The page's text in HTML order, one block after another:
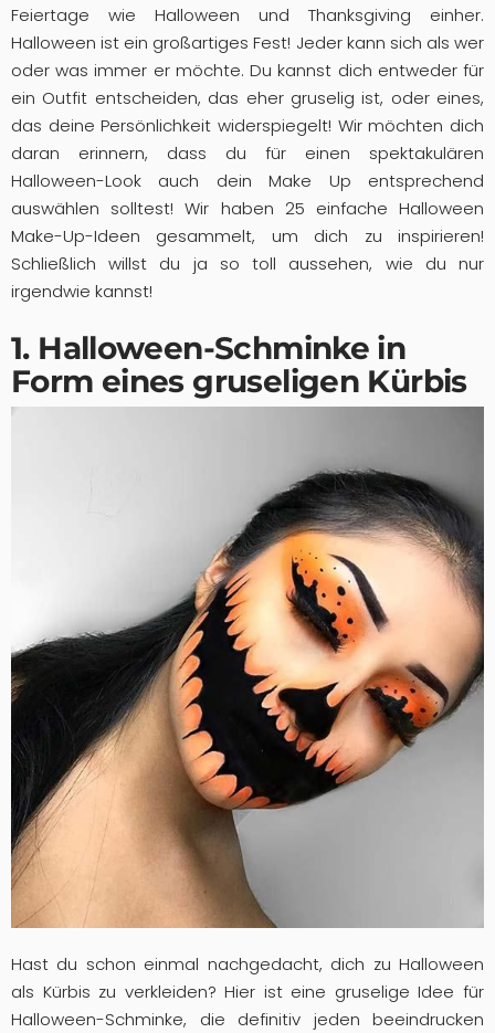
Feiertage wie Halloween und Thanksgiving einher.
Halloween ist ein großartiges Fest! Jeder kann sich als wer
oder was immer er möchte. Du kannst dich entweder für
ein Outfit entscheiden, das eher gruselig ist, oder eines,
das deine Persönlichkeit widerspiegelt! Wir möchten dich
daran erinnern, dass du für einen spektakulären
Halloween-Look auch dein Make Up entsprechend
auswählen solltest! Wir haben 25 einfache Halloween
Make-Up-Ideen gesammelt, um dich zu inspirieren!
Schließlich willst du ja so toll aussehen, wie du nur
irgendwie kannst!
1. Halloween-Schminke in
Form eines gruseligen Kürbis
Hast du schon einmal nachgedacht, dich zu Halloween
als Kürbis zu verkleiden? Hier ist eine gruselige Idee für
Halloween-Schminke, die definitiv jeden beeindrucken